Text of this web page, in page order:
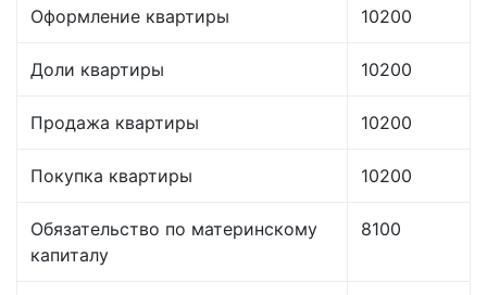
Оформление квартиры 10200
Доли квартиры 10200
Продажа квартиры 10200
Покупка квартиры 10200
Обязательство по материнскому
капиталу
8100